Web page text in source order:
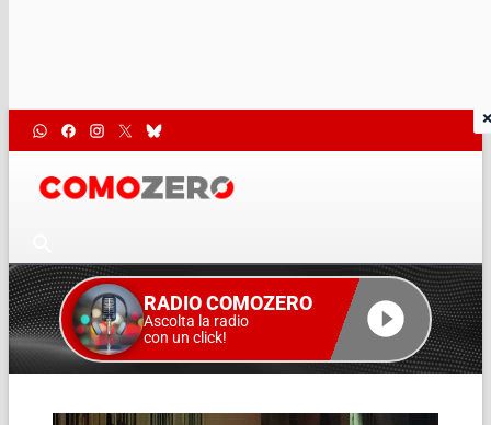
RADIO COMOZERO
Ascolta la radio
con un click!